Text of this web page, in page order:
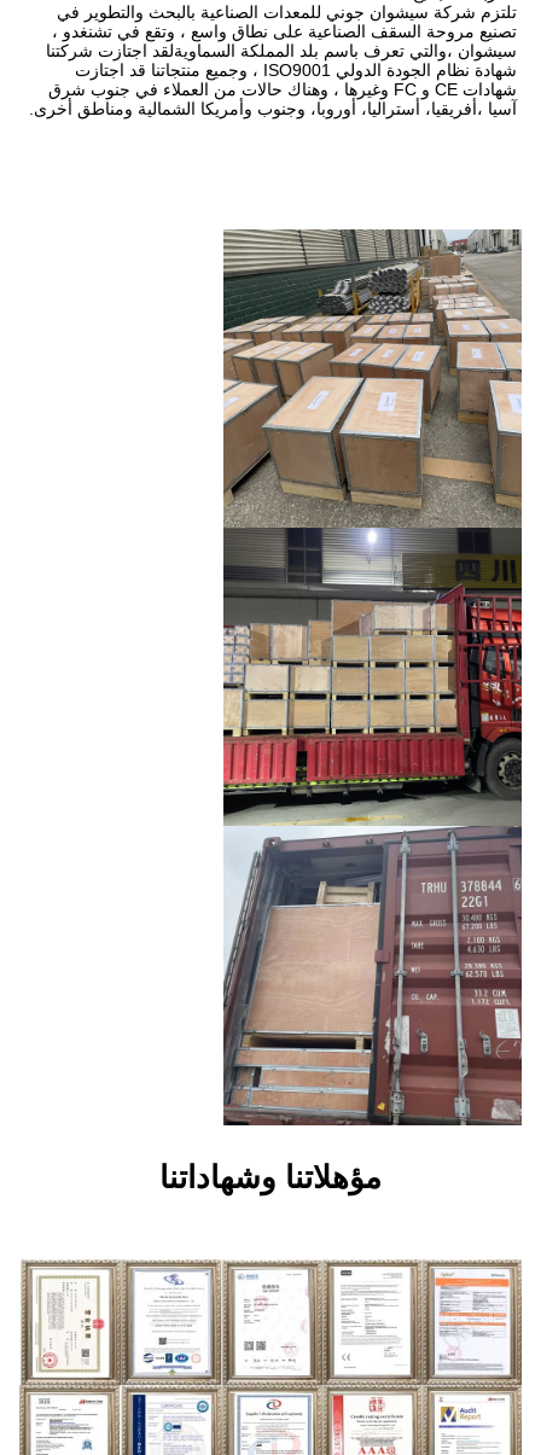
تلتزم شركة سيشوان جوني للمعدات الصناعية بالبحث والتطوير في
تصنيع مروحة السقف الصناعية على نطاق واسع ، وتقع في تشنغدو ،
سيشوان ،والتي تعرف باسم بلد المملكة السماويةلقد اجتازت شركتنا
شهادة نظام الجودة الدولي ISO9001 ، وجميع منتجاتنا قد اجتازت
شهادات CE و FC وغيرها ، وهناك حالات من العملاء في جنوب شرق
أوروبا، وجنوب وأمريكا الشمالية ومناطق أخرى.
وشهاداتنا